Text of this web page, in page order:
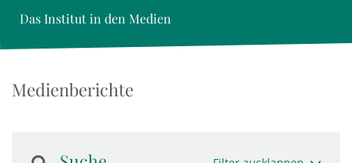
Das Institut in den Medien
Medienberichte